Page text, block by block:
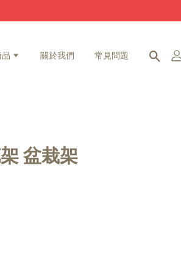
品 關於我們 常見問題
盆栽架